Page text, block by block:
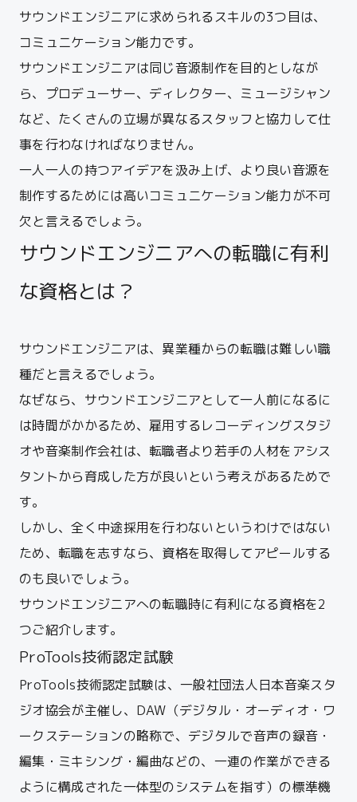
サウンドエンジニアに求められるスキルの3つ目は、
コミュニケーション能力です。
サウンドエンジニアは同じ音源制作を目的としなが
ら、プロデューサー、ディレクター、ミュージシャン
など、たくさんの立場が異なるスタッフと協力して仕
事を行わなければなりません。
一人一人の持つアイデアを汲み上げ、より良い音源を
制作するためには高いコミュニケーション能力が不可
欠と言えるでしょう。
サウンドエンジニアへの転職に有利
な資格とは？
サウンドエンジニアは、異業種からの転職は難しい職
種だと言えるでしょう。
なぜなら、サウンドエンジニアとして一人前になるに
は時間がかかるため、雇用するレコーディングスタジ
オや音楽制作会社は、転職者より若手の人材をアシス
タントから育成した方が良いという考えがあるためで
す。
しかし、全く中途採用を行わないというわけではない
ため、転職を志すなら、資格を取得してアピールする
のも良いでしょう。
サウンドエンジニアへの転職時に有利になる資格を2
つご紹介します。
ProTools技術認定試験
ProTools技術認定試験は、一般社団法人日本音楽スタ
ジオ協会が主催し、DAW（デジタル・オーディオ・ワ
ークステーションの略称で、デジタルで音声の録音・
編集・ミキシング・編曲などの、一連の作業ができる
ように構成された一体型のシステムを指す）の標準機